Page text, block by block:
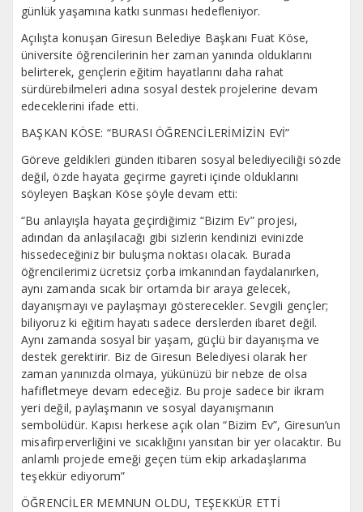
günlük yaşamına katkı sunması hedefleniyor.
Açılışta konuşan Giresun Belediye Başkanı Fuat Köse,
üniversite öğrencilerinin her zaman yanında olduklarını
belirterek, gençlerin eğitim hayatlarını daha rahat
sürdürebilmeleri adına sosyal destek projelerine devam
edeceklerini ifade etti.
BAŞKAN KÖSE: “BURASI ÖĞRENCİLERİMİZİN EVİ”
Göreve geldikleri günden itibaren sosyal belediyeciliği sözde
değil, özde hayata geçirme gayreti içinde olduklarını
söyleyen Başkan Köse şöyle devam etti:
“Bu anlayışla hayata geçirdiğimiz “Bizim Ev” projesi,
adından da anlaşılacağı gibi sizlerin kendinizi evinizde
hissedeceğiniz bir buluşma noktası olacak. Burada
öğrencilerimiz ücretsiz çorba imkanından faydalanırken,
aynı zamanda sıcak bir ortamda bir araya gelecek,
dayanışmayı ve paylaşmayı gösterecekler. Sevgili gençler;
biliyoruz ki eğitim hayatı sadece derslerden ibaret değil.
Aynı zamanda sosyal bir yaşam, güçlü bir dayanışma ve
destek gerektirir. Biz de Giresun Belediyesi olarak her
zaman yanınızda olmaya, yükünüzü bir nebze de olsa
hafifletmeye devam edeceğiz. Bu proje sadece bir ikram
yeri değil, paylaşmanın ve sosyal dayanışmanın
sembolüdür. Kapısı herkese açık olan “Bizim Ev”, Giresun’un
misafirperverliğini ve sıcaklığını yansıtan bir yer olacaktır. Bu
anlamlı projede emeği geçen tüm ekip arkadaşlarıma
teşekkür ediyorum”
ÖĞRENCİLER MEMNUN OLDU, TEŞEKKÜR ETTİ